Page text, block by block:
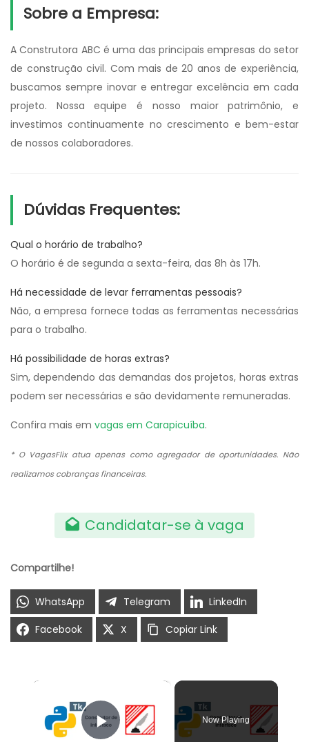
Sobre a Empresa:
A Construtora ABC é uma das principais empresas do setor
de construção civil. Com mais de 20 anos de experiência,
buscamos sempre inovar e entregar excelência em cada
projeto. Nossa equipe é nosso maior patrimônio, e
investimos continuamente no crescimento e bem-estar
de nossos colaboradores.
Dúvidas Frequentes:
Qual o horário de trabalho?
O horário é de segunda a sexta-feira, das 8h às 17h.
Há necessidade de levar ferramentas pessoais?
Não, a empresa fornece todas as ferramentas necessárias
para o trabalho.
Há possibilidade de horas extras?
Sim, dependendo das demandas dos projetos, horas extras
podem ser necessárias e são devidamente remuneradas.
Confira mais em vagas em Carapicuíba.
* O VagasFlix atua apenas como agregador de oportunidades. Não
realizamos cobranças financeiras.
Candidatar-se à vaga
Compartilhe!
WhatsApp Telegram
LinkedIn
Facebook
X Copiar Link
×
Now Playing